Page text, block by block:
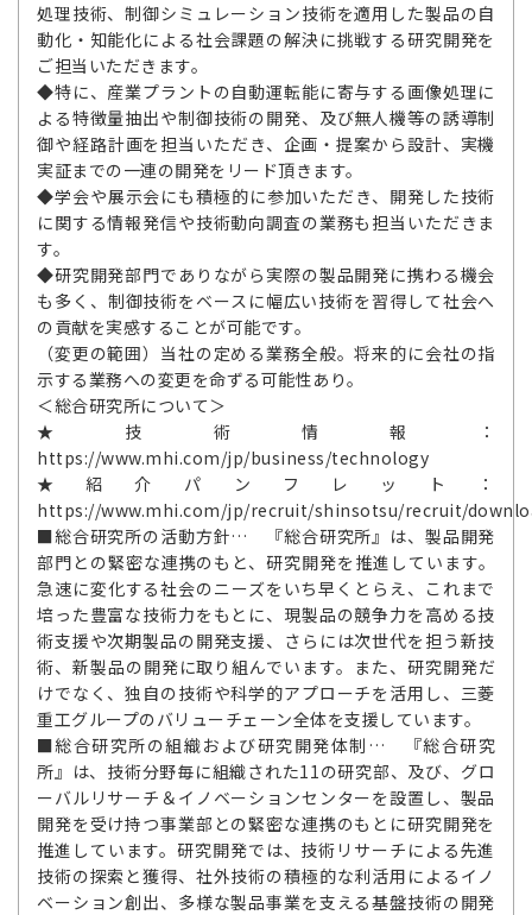
処理技術、制御シミュレーション技術を適用した製品の自
動化・知能化による社会課題の解決に挑戦する研究開発を
ご担当いただきます。
◆特に、産業プラントの自動運転能に寄与する画像処理に
よる特徴量抽出や制御技術の開発、及び無人機等の誘導制
御や経路計画を担当いただき、企画・提案から設計、実機
実証までの一連の開発をリード頂きます。
◆学会や展示会にも積極的に参加いただき、開発した技術
に関する情報発信や技術動向調査の業務も担当いただきま
す。
◆研究開発部門でありながら実際の製品開発に携わる機会
も多く、制御技術をベースに幅広い技術を習得して社会へ
の貢献を実感することが可能です。
（変更の範囲）当社の定める業務全般。将来的に会社の指
示する業務への変更を命ずる可能性あり。
＜総合研究所について＞
★技術情報：
https://www.mhi.com/jp/business/technology
★紹介パンフレット：
https://www.mhi.com/jp/recruit/shinsotsu/recruit/
■総合研究所の活動方針… 『総合研究所』は、製品開発
部門との緊密な連携のもと、研究開発を推進しています。
急速に変化する社会のニーズをいち早くとらえ、これまで
培った豊富な技術力をもとに、現製品の競争力を高める技
術支援や次期製品の開発支援、さらには次世代を担う新技
術、新製品の開発に取り組んでいます。また、研究開発だ
けでなく、独自の技術や科学的アプローチを活用し、三菱
重工グループのバリューチェーン全体を支援しています。
■総合研究所の組織および研究開発体制… 『総合研究
所』は、技術分野毎に組織された11の研究部、及び、グロ
ーバルリサーチ＆イノベーションセンターを設置し、製品
開発を受け持つ事業部との緊密な連携のもとに研究開発を
推進しています。研究開発では、技術リサーチによる先進
技術の探索と獲得、社外技術の積極的な利活用によるイノ
ベーション創出、多様な製品事業を支える基盤技術の開発